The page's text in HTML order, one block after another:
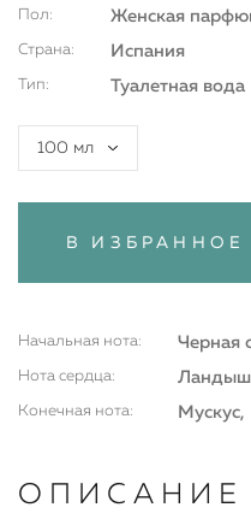
Пол: Женская
Страна: Испания
Тип: Туалетная вода
100 мл
В ИЗБРАННОЕ
Начальная нота: Черная
Нота сердца:
Конечная нота:
ОПИСАНИЕ